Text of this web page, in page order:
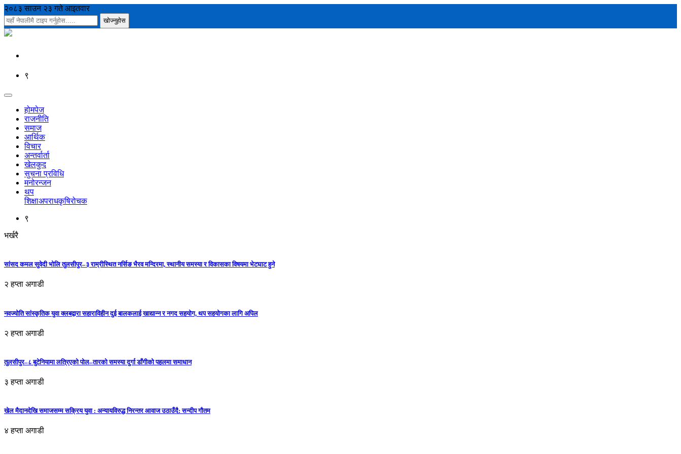
२०८३ साउन २३ गते आइतवार
९
होमपेज
राजनीति
समाज
आर्थिक
विचार
अन्तर्वार्ता
खेलकुद
सुचना प्रविधि
मनोरन्जन
थप
शिक्षाअपराधकृषिरोचक
९
भर्खरै
सांसद कमल सुवेदी भोलि तुलसीपुर–३ राम्रीस्थित नर्सिङ भैरव मन्दिरमा, स्थानीय समस्या र विकासका विषयमा भेटघाट हुने
२ हप्ता अगाडी
नवज्योति सांस्कृतिक युवा क्लबद्वारा सहाराविहीन दुई बालकलाई खाद्यान्न र नगद सहयोग, थप सहयोगका लागि अपिल
२ हप्ता अगाडी
तुलसीपुर–८ बुटेनियामा लत्रिएको पोल–तारको समस्या दुर्गा डाँगीको पहलमा समाधान
३ हप्ता अगाडी
खेल मैदानदेखि समाजसम्म सक्रिय युवा : अन्यायविरुद्ध निरन्तर आवाज उठाउँदै: सन्दीप गौतम
४ हप्ता अगाडी